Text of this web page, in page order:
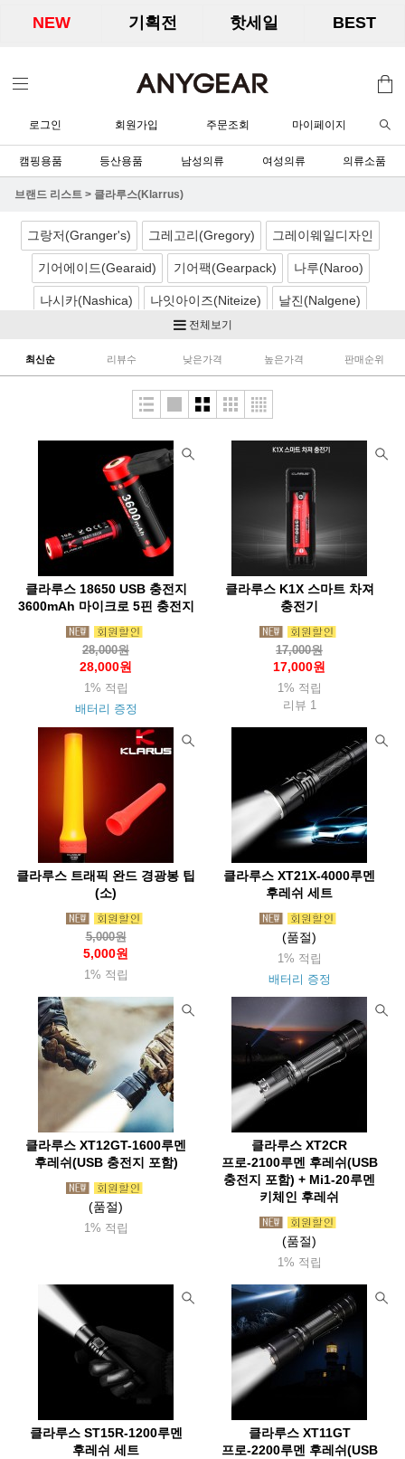
NEW 기획전 핫세일 BEST
로그인 회원가입 주문조회 마이페이지
캠핑용품 등산용품 남성의류 여성의류 의류소품
브랜드 리스트 > 클라루스(Klarrus)
그랑저(Granger's) 그레고리(Gregory) 그레이웨일디자인
기어에이드(Gearaid) 기어팩(Gearpack) 나루(Naroo)
나시카(Nashica) 나잇아이즈(Niteize) 날진(Nalgene)
네이처하이크(Naturehike) 노르딕캠프(Nordicamp)
니모(Nemo) 노박스(Nobox) 닉왁스(Nikwax)
더캠퍼(TheCamper)
라이트삭(Wrightsock) 랩(Rab)
루세코(Luceco) 뢰클(Roeckl)
마운트리버(Mountriver) 마운트피크
마운틴스미스(MountainS) 마티니(Mattini) 매트릭스(Matrix)
맥데이비드(Mcdavid) 메카닉스웨어(Mechanix)
멜리띠(Melliti) 모라나이프(Morakniv) 모슈(Mosh)
몬스터라이트 몬테라(Monterra) 몬츄라(Montura)
미니멀웍스(Mnmalworks) 미스테리월(Mysterywall)
베어본즈(Barebones) 벤퀘스트(Vanquest) 벨락(BellRock)
보커(Boker) 본플래그(Bonflag) 부쉬크래프트
부에노웍스 브루트
블랙다이아몬드(Blackdia) 블랜더보틀(BlenderBottle)
블루아이디(Blueidee) 블랙폭스(Blackfox) 비욘드노르딕
빔블(Bimble) 빅아그네스(Bigagnes)
살로몬 360디그리(360degrees) 선스키(Sunski)
솔라브라더(Solabrather)
솔트렉(Soletrek) 스냅(Snap) 스노우라인(Snowline)
스마트울(Smartwool) 스맵(Smap) 스웨호그(Sweathawg)
스위자(Swiza) 스케메이(Skemi) 스토코
스텀프스튜디오(Stump) 스탠리(Stanley)
스트링라이트(Stringlight) 실스킨즈(Sealskinz)
샤워패스(Showerspass) 세이즈(Seise) 써모스(Thermos)
써머레스트(Thermarest)
씨투써밋(Seatosummit)
아르떼레뇨(Artelegno) 아베나키(Abenaki) 아우라(Aura)
아웃도어채널(Odc) 아이트워치(Aightwatch)
아카시아(Acacia) 아트렉(Autrek) 아틱탈로
알타마
야테(Yate) 어썸홀리데이 얼라이트(Alite) 앱스(Apes)
전체보기
최신순 리뷰수 낮은가격 높은가격 판매순위
클라루스 18650 USB 충전지
3600mAh 마이크로 5핀 충전지
28,000원
28,000원
1% 적립
배터리 증정
클라루스 K1X 스마트 차져
충전기
17,000원
17,000원
1% 적립
리뷰 1
클라루스 트래픽 완드 경광봉 팁
(소)
5,000원
5,000원
1% 적립
클라루스 XT21X-4000루멘
후레쉬 세트
(품절)
1% 적립
배터리 증정
클라루스 XT12GT-1600루멘
후레쉬(USB 충전지 포함)
(품절)
1% 적립
클라루스 XT2CR
프로-2100루멘 후레쉬(USB
충전지 포함) + Mi1-20루멘
키체인 후레쉬
(품절)
1% 적립
클라루스 ST15R-1200루멘
후레쉬 세트
클라루스 XT11GT
프로-2200루멘 후레쉬(USB